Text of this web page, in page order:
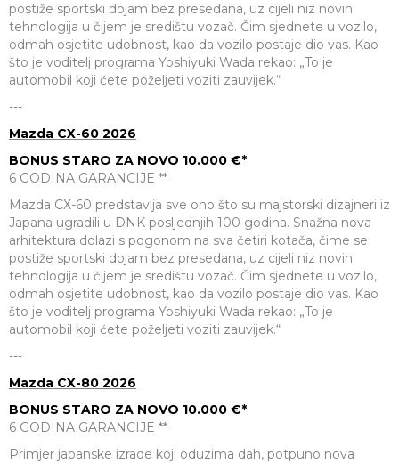
postiže sportski dojam bez presedana, uz cijeli niz novih
tehnologija u čijem je središtu vozač. Čim sjednete u vozilo,
odmah osjetite udobnost, kao da vozilo postaje dio vas. Kao
što je voditelj programa Yoshiyuki Wada rekao: „To je
automobil koji ćete poželjeti voziti zauvijek.“
---
Mazda CX-60 2026
BONUS STARO ZA NOVO 10.000 €*
6 GODINA GARANCIJE **
Mazda CX-60 predstavlja sve ono što su majstorski dizajneri iz
Japana ugradili u DNK posljednjih 100 godina. Snažna nova
arhitektura dolazi s pogonom na sva četiri kotača, čime se
postiže sportski dojam bez presedana, uz cijeli niz novih
tehnologija u čijem je središtu vozač. Čim sjednete u vozilo,
odmah osjetite udobnost, kao da vozilo postaje dio vas. Kao
što je voditelj programa Yoshiyuki Wada rekao: „To je
automobil koji ćete poželjeti voziti zauvijek.“
---
Mazda CX-80 2026
BONUS STARO ZA NOVO 10.000 €*
6 GODINA GARANCIJE **
Primjer japanske izrade koji oduzima dah, potpuno nova